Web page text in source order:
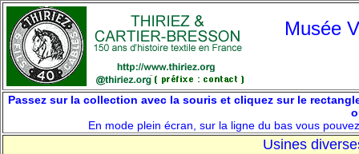
Musée
Passez sur la collection avec la souris et cliquez sur le
En mode plein écran, sur la ligne du bas vous
Usines